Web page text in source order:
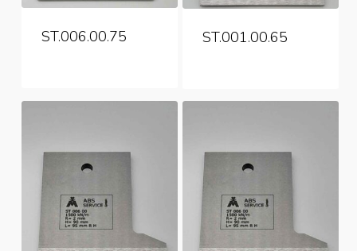
ST.006.00.75 ST.001.00.65